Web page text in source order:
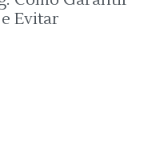
Evitar